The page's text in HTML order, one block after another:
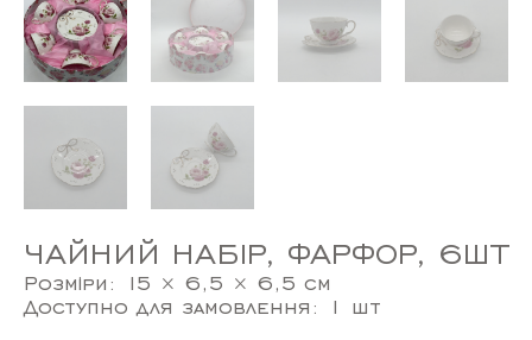
ЧАЙНИЙ НАБІР, ФАРФОР, 6ШТ
Розміри: 15 × 6,5 × 6,5 см
Доступно для замовлення: 1 шт